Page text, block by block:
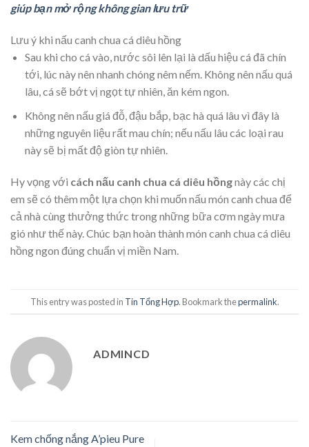
giúp bạn mở rộng không gian lưu trữ
Lưu ý khi nấu canh chua cá diêu hồng
Sau khi cho cá vào, nước sôi lên lại là dấu hiệu cá đã chín
tới, lúc này nên nhanh chóng nêm nếm. Không nên nấu quá
lâu, cá sẽ bớt vị ngọt tự nhiên, ăn kém ngon.
Không nên nấu giá đỗ, đậu bắp, bạc hà quá lâu vì đây là
những nguyên liệu rất mau chín; nếu nấu lâu các loại rau
này sẽ bị mất độ giòn tự nhiên.
Hy vọng với cách nấu canh chua cá diêu hồngnày các chị
em sẽ có thêm một lựa chọn khi muốn nấu món canh chua để
cả nhà cùng thưởng thức trong những bữa cơm ngày mưa
gió như thế này. Chúc bạn hoàn thành món canh chua cá diêu
hồng ngon đúng chuẩn vị miền Nam.
This entry was posted in Tin Tổng Hợp. Bookmark thepermalink.
ADMINCD
Kem chống nắng A’pieu Pure